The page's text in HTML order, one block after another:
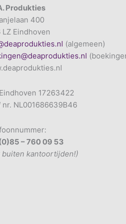
Produkties
400
LZ Eindhoven
(algemeen)
17263422
nr. NL001686639B46
– 760 09 53
buiten kantoortijden!)